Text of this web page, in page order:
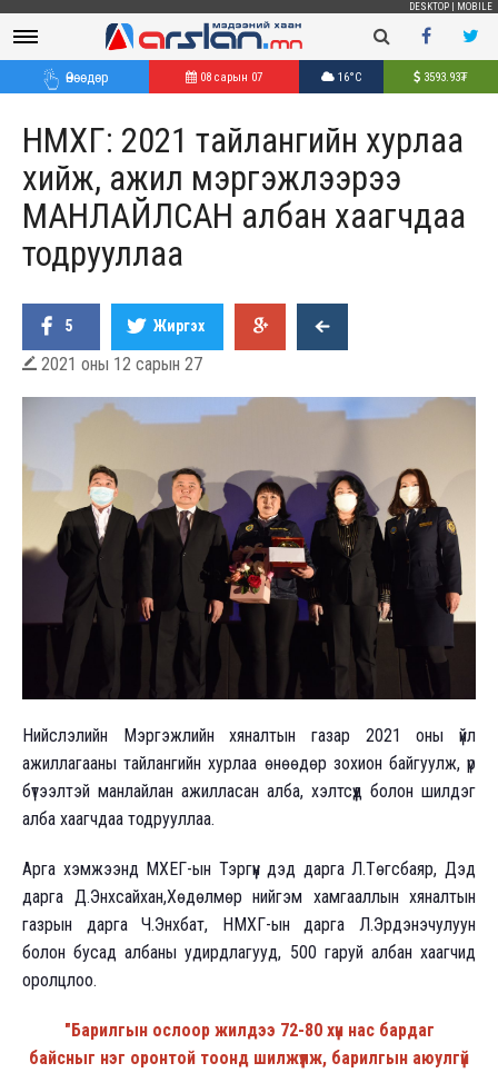
DESKTOP MOBILE
Өнөөдөр 08 сарын 07 16°C 3593.93₮
НМХГ: 2021 тайлангийн хурлаа
хийж, ажил мэргэжлээрээ
МАНЛАЙЛСАН албан хаагчдаа
тодрууллаа
5 Жиргэх
 2021 оны 12 сарын 27
Нийслэлийн Мэргэжлийн хяналтын газар 2021 оны үйл
ажиллагааны тайлангийн хурлаа өнөөдөр зохион байгуулж, үр
бүтээлтэй манлайлан ажилласан алба, хэлтсүүд болон шилдэг
алба хаагчдаа тодрууллаа.
Арга хэмжээнд МХЕГ-ын Тэргүүн дэд дарга Л.Төгсбаяр, Дэд
дарга Д.Энхсайхан,Хөдөлмөр нийгэм хамгааллын хяналтын
газрын дарга Ч.Энхбат, НМХГ-ын дарга Л.Эрдэнэчулуун
болон бусад албаны удирдлагууд, 500 гаруй албан хаагчид
оролцлоо.
"Барилгын ослоор жилдээ 72-80 хүн нас бардаг
байсныг нэг оронтой тоонд шилжүүлж, барилгын аюулгүй